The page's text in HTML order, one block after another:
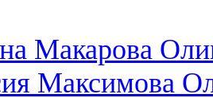
Макарова
Максимова